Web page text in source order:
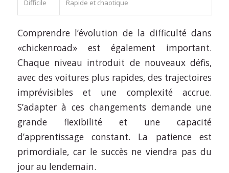
Difficile Rapide et chaotique
Comprendre l’évolution de la difficulté dans
«chickenroad» est également important.
Chaque niveau introduit de nouveaux défis,
avec des voitures plus rapides, des trajectoires
imprévisibles et une complexité accrue.
S’adapter à ces changements demande une
grande flexibilité et une capacité
d’apprentissage constant. La patience est
primordiale, car le succès ne viendra pas du
jour au lendemain.